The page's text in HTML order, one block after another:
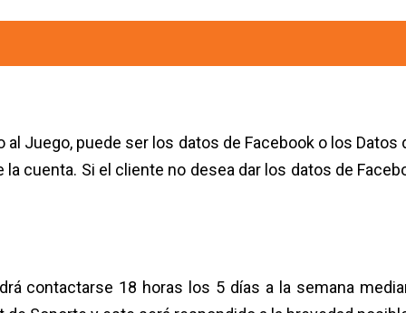
Juego, puede ser los datos de Facebook o los Datos
cuenta. Si el cliente no desea dar los datos de
contactarse 18 horas los 5 días a la semana